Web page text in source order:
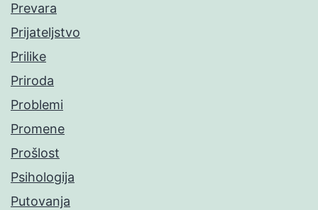
Prevara
Prijateljstvo
Prilike
Priroda
Problemi
Promene
Prošlost
Psihologija
Putovanja